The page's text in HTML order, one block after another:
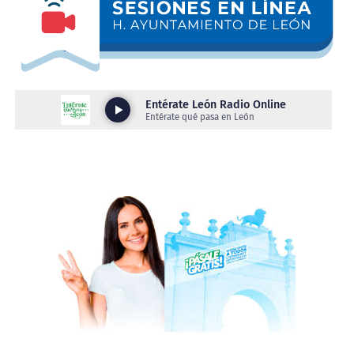
en el arte objeto, la instalación y la poesía visual. Con
ejes en la infancia, la espiritualidad y la muerte, la
artista y el curador Daniel Gutiérrez, construyen un
universo simbólico que entrelaza magia y razón,
explorando la herencia de las narrativas judeocristianas
y su influencia en los deseos y los temores colectivos.
sobre la explotación laboral y el hiperconsumo.
Inspirado en la figura del tameme —el cargador
mesoamericano—, el artista reinterpreta este símbolo
ancestral para visibilizar a los trabajadores
contemporáneos, especialmente a repartidores y
prestadores de servicios, que continúan sosteniendo el
peso de las estructuras sociales modernas. Bajo la
curaduría de Oscar Covarrubias, esta muestra nos ofrece